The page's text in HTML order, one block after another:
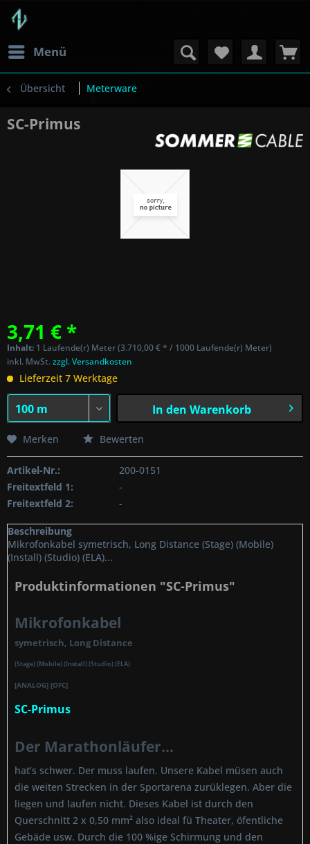
Menü
Übersicht Meterware
SC-Primus
3,71 € *
Inhalt: 1 Laufende(r) Meter (3.710,00 € * / 1000 Laufende(r) Meter)
inkl. MwSt.zzgl. Versandkosten
Lieferzeit 7 Werktage
In den Warenkorb
Merken Bewerten
Artikel-Nr.:
200-0151
Freitextfeld 1:
-
Freitextfeld 2:
-
Beschreibung
Mikrofonkabel symetrisch, Long Distance (Stage) (Mobile)
(Install) (Studio) (ELA)...
Produktinformationen "SC-Primus"
Mikrofonkabel
symetrisch, Long Distance
(Stage) (Mobile) (Install) (Studio) (ELA)
[ANALOG] [OFC]
SC-Primus
Der Marathonläufer...
hat’s schwer. Der muss laufen. Unsere Kabel müsen auch
die weiten Strecken in der Sportarena zurüklegen. Aber die
liegen und laufen nicht. Dieses Kabel ist durch den
Querschnitt 2 x 0,50 mm² also ideal fü Theater, öfentliche
Gebäde usw. Durch die 100 %ige Schirmung und den